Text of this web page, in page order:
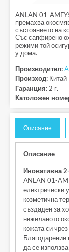
ANLAN 01-
премахва
състоянието на
Със сапфирено
режими той
у дома.
Производител:
Произход: Китай
Гаранция: 2 г.
Католожен
Описание
Описание
Иновативна
ANLAN 01-
електрически
козметична
създаден за
нежеланото
кожата си
Благодарение
да се